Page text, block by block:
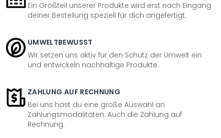
Ein Großteil unserer Produkte wird erst nach Eingang
deiner Bestellung speziell für dich angefertigt.
UMWELTBEWUSST
Wir setzen uns aktiv für den Schutz der Umwelt ein
und entwickeln nachhaltige Produkte.
ZAHLUNG AUF RECHNUNG
Bei uns hast du eine große Auswahl an
Zahlungsmodalitäten. Auch die Zahlung auf
Rechnung.